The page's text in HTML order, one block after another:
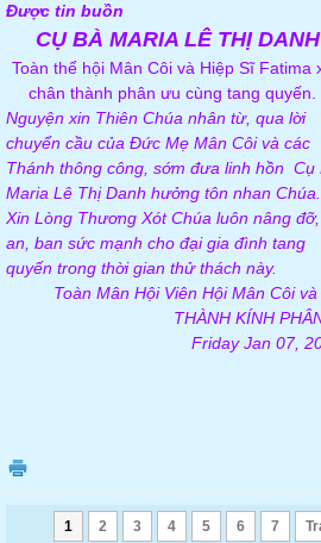
Được tin buồn
CỤ BÀ MARIA LÊ THỊ DANH
Toàn thể hội Mân Côi và Hiệp Sĩ Fatima
chân thành phân ưu cùng tang quyến.
Nguyện xin Thiên Chúa nhân từ, qua lời
chuyển cầu của Đức Mẹ Mân Côi và các
Thánh thông công, sớm đưa linh hồn Cụ
Maria Lê Thị Danh hưởng tôn nhan Chúa.
Xin Lòng Thương Xót Chúa luôn nâng
an, ban sức mạnh cho đại gia đình tang
quyến trong thời gian thử thách này.
Toàn Mân Hội Viên Hội Mân Côi
THÀNH KÍNH
Friday Jan 07,
1 2 3 4 5 6 7